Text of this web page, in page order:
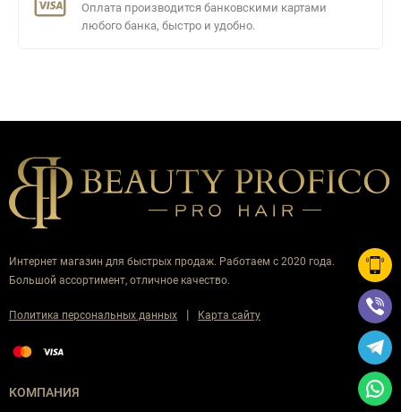
Оплата производится банковскими картами
любого банка, быстро и удобно.
Интернет магазин для быстрых продаж. Работаем с 2020 года.
Большой ассортимент, отличное качество.
Политика персональных данных | Карта сайту
КОМПАНИЯ